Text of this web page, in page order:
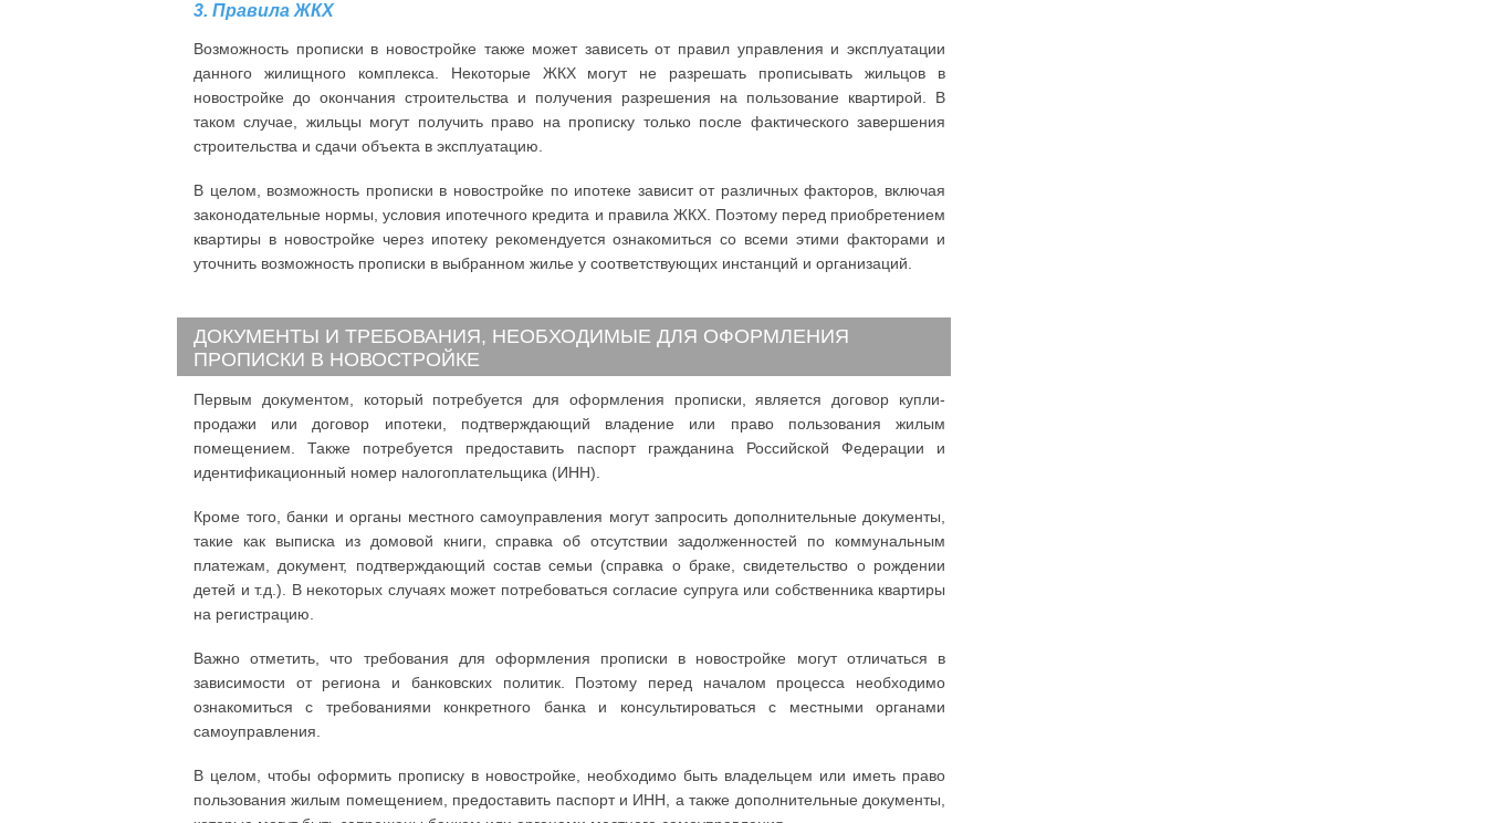
3. Правила ЖКХ
Возможность прописки в новостройке также может зависеть от правил управления и эксплуатации
данного жилищного комплекса. Некоторые ЖКХ могут не разрешать прописывать жильцов в
новостройке до окончания строительства и получения разрешения на пользование квартирой. В
таком случае, жильцы могут получить право на прописку только после фактического завершения
строительства и сдачи объекта в эксплуатацию.
В целом, возможность прописки в новостройке по ипотеке зависит от различных факторов, включая
законодательные нормы, условия ипотечного кредита и правила ЖКХ. Поэтому перед приобретением
квартиры в новостройке через ипотеку рекомендуется ознакомиться со всеми этими факторами и
уточнить возможность прописки в выбранном жилье у соответствующих инстанций и организаций.
ДОКУМЕНТЫ И ТРЕБОВАНИЯ, НЕОБХОДИМЫЕ ДЛЯ ОФОРМЛЕНИЯ
ПРОПИСКИ В НОВОСТРОЙКЕ
Первым документом, который потребуется для оформления прописки, является договор купли-
продажи или договор ипотеки, подтверждающий владение или право пользования жилым
помещением. Также потребуется предоставить паспорт гражданина Российской Федерации и
идентификационный номер налогоплательщика (ИНН).
Кроме того, банки и органы местного самоуправления могут запросить дополнительные документы,
такие как выписка из домовой книги, справка об отсутствии задолженностей по коммунальным
платежам, документ, подтверждающий состав семьи (справка о браке, свидетельство о рождении
детей и т.д.). В некоторых случаях может потребоваться согласие супруга или собственника квартиры
на регистрацию.
Важно отметить, что требования для оформления прописки в новостройке могут отличаться в
зависимости от региона и банковских политик. Поэтому перед началом процесса необходимо
ознакомиться с требованиями конкретного банка и консультироваться с местными органами
самоуправления.
В целом, чтобы оформить прописку в новостройке, необходимо быть владельцем или иметь право
пользования жилым помещением, предоставить паспорт и ИНН, а также дополнительные документы,